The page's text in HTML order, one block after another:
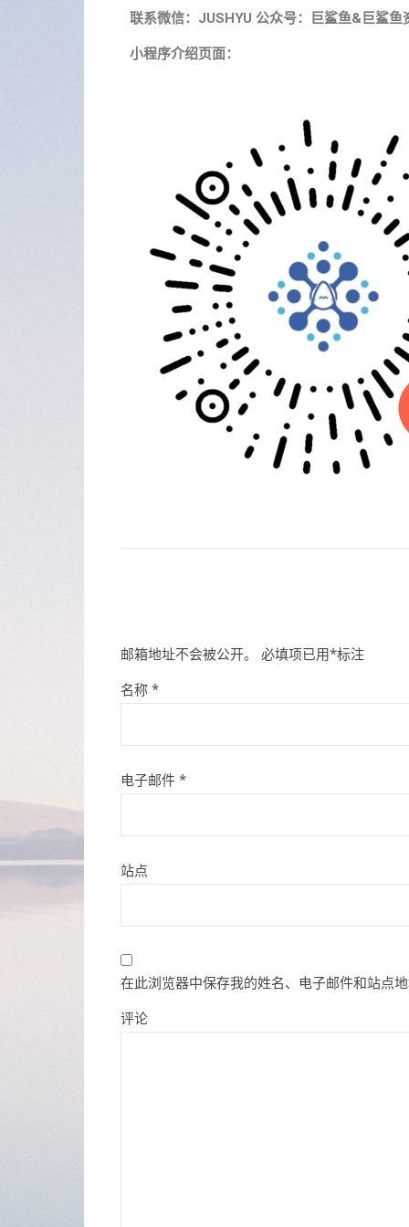
联系微信：JUSHYU 公众号：巨鲨鱼&巨鲨鱼
小程序介绍页面：
邮箱地址不会被公开。 必填项已用*标注
名称 *
电子邮件 *
站点
在此浏览器中保存我的姓名、电子邮件和站点
评论